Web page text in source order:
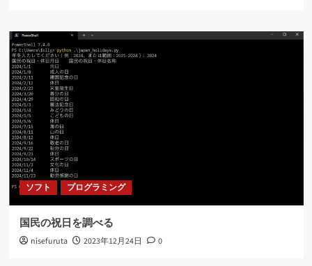
ソフト プログラミング
国民の祝日を調べる
nisefuruta 2023年12月24日 0